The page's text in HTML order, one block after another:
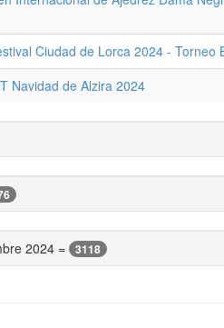
Ciudad de Lorca 2024 - Torneo
Navidad de Alzira 2024
2024 = 3118